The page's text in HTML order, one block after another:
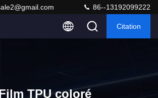
86--13192099222
Citation
TPU coloré